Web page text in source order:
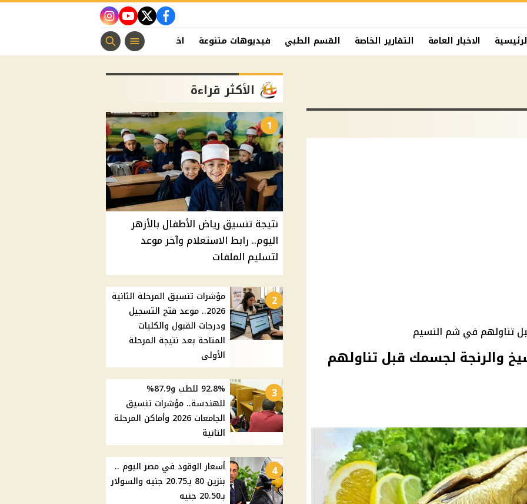
facebook
twitter
youtube
instagram
الاخبار العامة التقارير الخاصة القسم الطبي فيديوهات متنوعة اخبار الفن منوعات مسيحية
تناولهم في شم النسيم
والرنجة لجسمك قبل تناولهم
الأكثر قراءة
1
نتيجة تنسيق رياض الأطفال بالأزهر
اليوم.. رابط الاستعلام وآخر موعد
لتسليم الملفات
2
مؤشرات تنسيق المرحلة الثانية
2026.. موعد فتح التسجيل
ودرجات القبول والكليات
المتاحة بعد نتيجة المرحلة
الأولى
3
92.8% للطب و87.9%
للهندسة.. مؤشرات تنسيق
الجامعات 2026 وأماكن المرحلة
الثانية
4
أسعار الوقود في مصر اليوم ..
بنزين 80 بـ20.75 جنيه والسولار
بـ20.50 جنيه